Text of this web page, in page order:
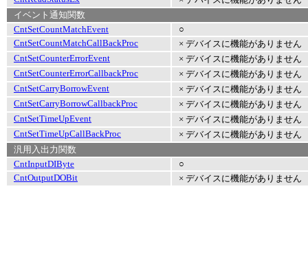
イベント通知関数
CntSetCountMatchEvent
○
CntSetCountMatchCallBackProc
× デバイスに機能がありません
CntSetCounterErrorEvent
× デバイスに機能がありません
CntSetCounterErrorCallbackProc
× デバイスに機能がありません
CntSetCarryBorrowEvent
× デバイスに機能がありません
CntSetCarryBorrowCallbackProc
× デバイスに機能がありません
CntSetTimeUpEvent
× デバイスに機能がありません
CntSetTimeUpCallBackProc
× デバイスに機能がありません
汎用入出力関数
CntInputDIByte
○
CntOutputDOBit
× デバイスに機能がありません